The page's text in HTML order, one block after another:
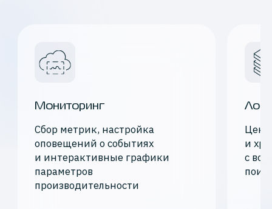
Мониторинг
Сбор метрик, настройка
оповещений о событиях
и интерактивные графики
параметров
производительности
и
с